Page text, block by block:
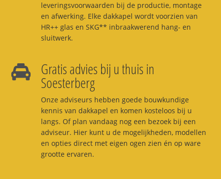
leveringsvoorwaarden bij de productie, montage
en afwerking. Elke dakkapel wordt voorzien van
HR++ glas en SKG** inbraakwerend hang- en
sluitwerk.
Gratis advies bij u thuis in
Soesterberg
Onze adviseurs hebben goede bouwkundige
kennis van dakkapel en komen kosteloos bij u
langs. Of plan vandaag nog een bezoek bij een
adviseur. Hier kunt u de mogelijkheden, modellen
en opties direct met eigen ogen zien én op ware
grootte ervaren.